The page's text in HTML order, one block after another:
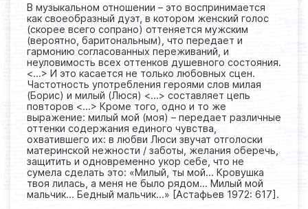
В музыкальном отношении – это воспринимается
как своеобразный дуэт, в котором женский голос
(скорее всего сопрано) оттеняется мужским
(вероятно, баритональным), что передает и
гармонию согласованных переживаний, и
неуловимость всех оттенков душевного состояния.
<...> И это касается не только любовных сцен.
Частотность употребления героями слов милая
(Борис) и милый (Люся) <...> составляет цепь
повторов <...> Кроме того, одно и то же
выражение: милый мой (моя) – передает различные
оттенки содержания единого чувства,
охватившего их: в любви Люси звучат отголоски
материнской нежности / заботы, желания оберечь,
защитить и одновременно укор себе, что не
сумела сделать это: «Милый, ты мой… Кровушка
твоя лилась, а меня не было рядом… Милый мой
мальчик… Бедный мальчик…» [Астафьев 1972: 617].